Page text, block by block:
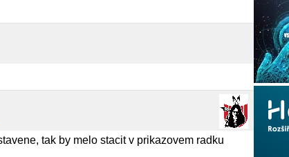
tak by melo stacit v prikazovem radku